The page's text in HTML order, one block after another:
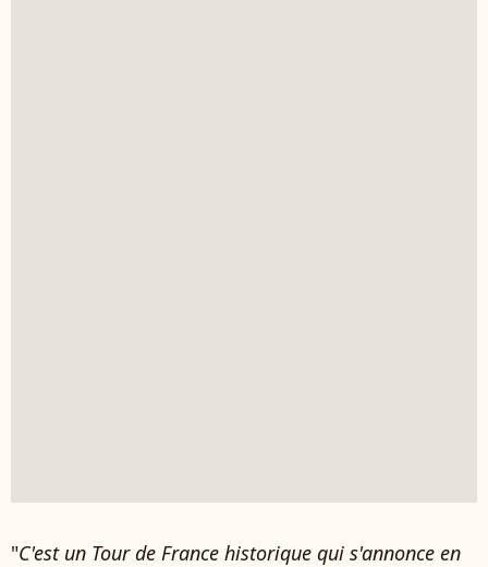
"C'est un Tour de France historique qui s'annonce en